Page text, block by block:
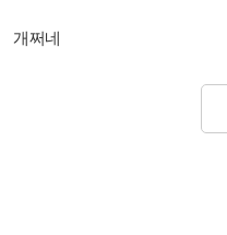
개쩌네